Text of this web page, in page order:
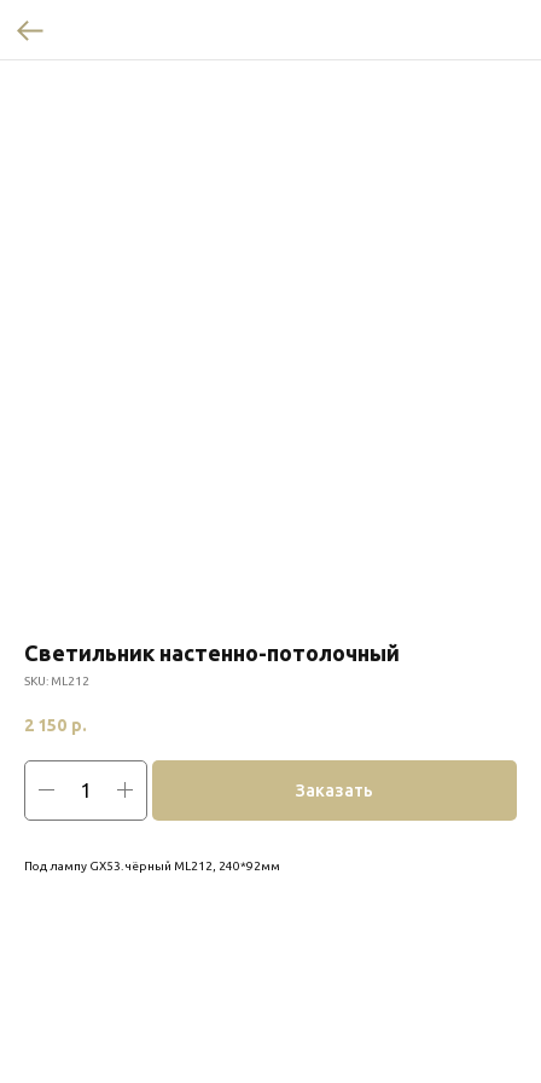
Cветильник настенно-потолочный
SKU: ML212
2 150 р.
Заказать
Под лампу GX53. чёрный ML212, 240*92мм